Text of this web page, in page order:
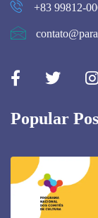
+83 99812-
Popular